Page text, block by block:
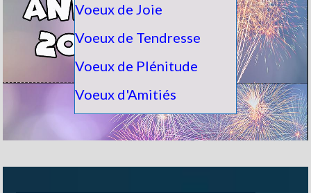
Voeux de Joie
Voeux de Tendresse
Voeux de Plénitude
Voeux d'Amitiés